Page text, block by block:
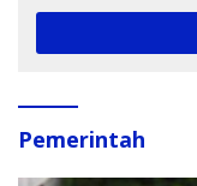
Pemerintah